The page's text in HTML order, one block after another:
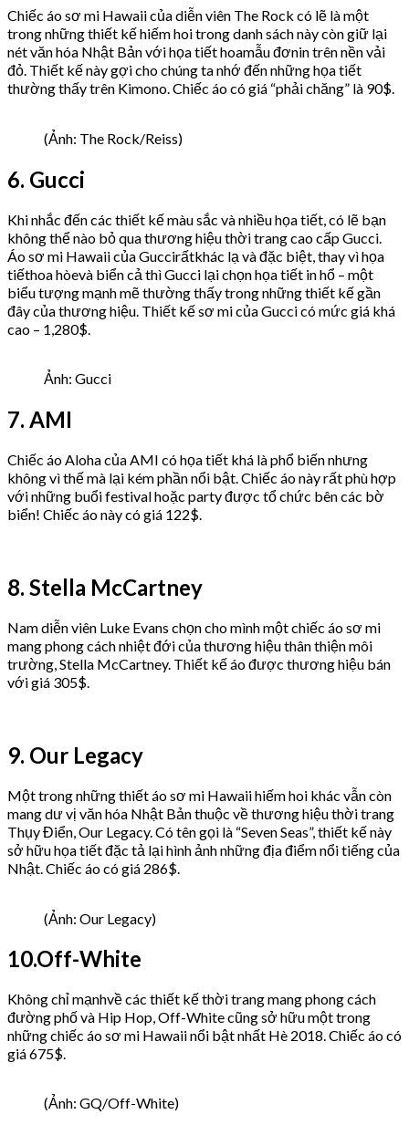
Chiếc áo sơ mi Hawaii của diễn viên The Rock có lẽ là một
trong những thiết kế hiếm hoi trong danh sách này còn giữ lại
nét văn hóa Nhật Bản với họa tiết hoamẫu đơnin trên nền vải
đỏ. Thiết kế này gợi cho chúng ta nhớ đến những họa tiết
thường thấy trên Kimono. Chiếc áo có giá “phải chăng” là 90$.
(Ảnh: The Rock/Reiss)
6. Gucci
Khi nhắc đến các thiết kế màu sắc và nhiều họa tiết, có lẽ bạn
không thể nào bỏ qua thương hiệu thời trang cao cấp Gucci.
Áo sơ mi Hawaii của Guccirấtkhác lạ và đặc biệt, thay vì họa
tiếthoa hòevà biển cả thì Gucci lại chọn họa tiết in hổ – một
biểu tượng mạnh mẽ thường thấy trong những thiết kế gần
đây của thương hiệu. Thiết kế sơ mi của Gucci có mức giá khá
cao – 1,280$.
Ảnh: Gucci
7. AMI
Chiếc áo Aloha của AMI có họa tiết khá là phổ biến nhưng
không vì thế mà lại kém phần nổi bật. Chiếc áo này rất phù hợp
với những buổi festival hoặc party được tổ chức bên các bờ
biển! Chiếc áo này có giá 122$.
8. Stella McCartney
Nam diễn viên Luke Evans chọn cho mình một chiếc áo sơ mi
mang phong cách nhiệt đới của thương hiệu thân thiện môi
trường, Stella McCartney. Thiết kế áo được thương hiệu bán
với giá 305$.
9. Our Legacy
Một trong những thiết áo sơ mi Hawaii hiếm hoi khác vẫn còn
mang dư vị văn hóa Nhật Bản thuộc về thương hiệu thời trang
Thụy Điển, Our Legacy. Có tên gọi là “Seven Seas”, thiết kế này
sở hữu họa tiết đặc tả lại hình ảnh những địa điểm nổi tiếng của
Nhật. Chiếc áo có giá 286$.
(Ảnh: Our Legacy)
10.Off-White
Không chỉ mạnhvề các thiết kế thời trang mang phong cách
đường phố và Hip Hop, Off-White cũng sở hữu một trong
những chiếc áo sơ mi Hawaii nổi bật nhất Hè 2018. Chiếc áo có
giá 675$.
(Ảnh: GQ/Off-White)